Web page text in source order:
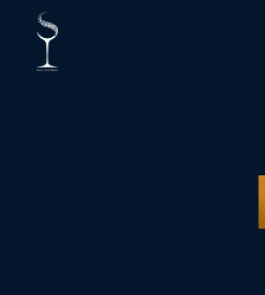
Panneau de gestion des